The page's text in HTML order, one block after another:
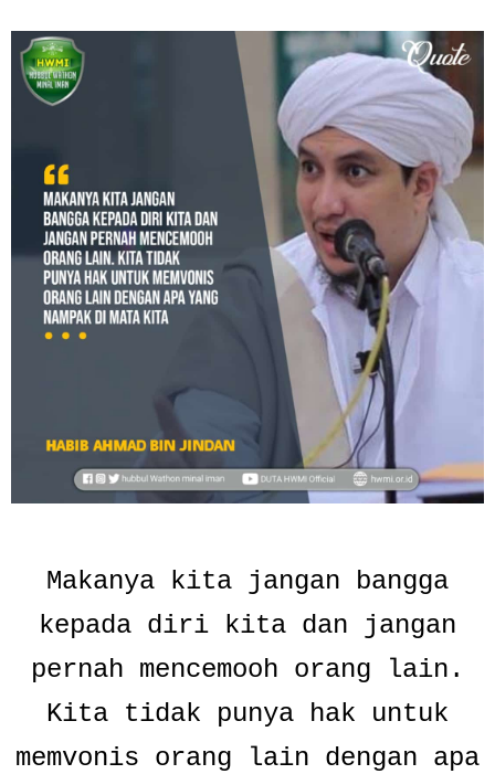
Makanya kita jangan bangga
kepada diri kita dan jangan
pernah mencemooh orang lain.
Kita tidak punya hak untuk
memvonis orang lain dengan apa